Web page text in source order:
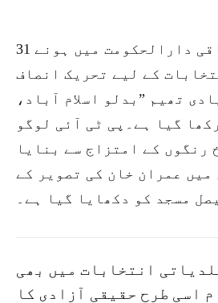
31 دسمبر کو وفاقی دارالحکومت میں ہونے
کے لیے تحریک انصاف
تھیم ”بدلو اسلام آباد،
گیا ہے۔پی ٹی آئی لوگو
رنگوں کے امتزاج سے بنایا
میں عمران خان کی تصویر کے
مسجد کو دکھایا گیا ہے۔
انتخابات میں بھی
اسی طرح حقیقی آزادی کا